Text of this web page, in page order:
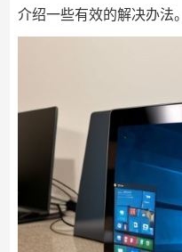
介绍一些有效的解决办法。